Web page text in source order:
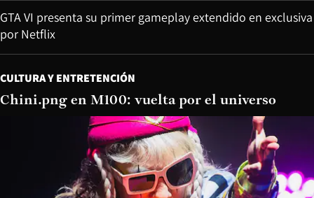
GTA VI presenta su primer gameplay extendido en exclusiva
por Netflix
CULTURA Y ENTRETENCIÓN
Chini.png en M100: vuelta por el universo